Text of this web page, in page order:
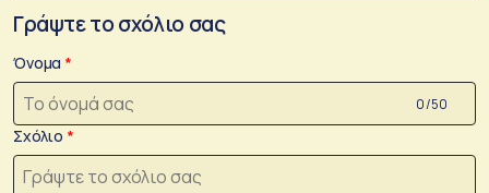
Γράψτε το σχόλιο σας
Όνομα
0 /50
Σχόλιο